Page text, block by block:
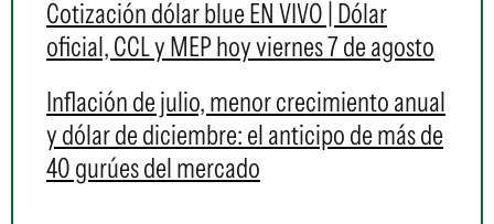
Cotización dólar blue EN VIVO | Dólar
oficial, CCL y MEP hoy viernes 7 de agosto
Inflación de julio, menor crecimiento anual
y dólar de diciembre: el anticipo de más de
40 gurúes del mercado